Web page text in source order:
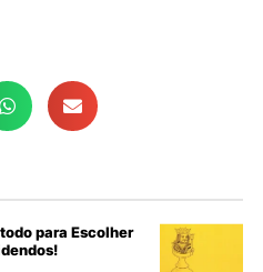
para Escolher